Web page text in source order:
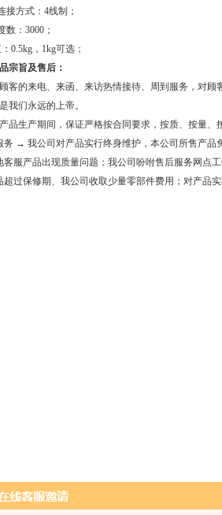
接方式：4线制；
数：3000；
0.5kg，1kg可选；
宗旨及售后：
客的来电、来函、来访热情接待、周到服务，对
我们永远的上帝。
品生产期间，保证严格按合同要求，按质、按量、
务 → 我公司对产品实行终身维护，本公司所售产品
客服产品出现质量问题；我公司吩咐售后服务网点
超过保修期、我公司收取少量零部件费用；对产品实